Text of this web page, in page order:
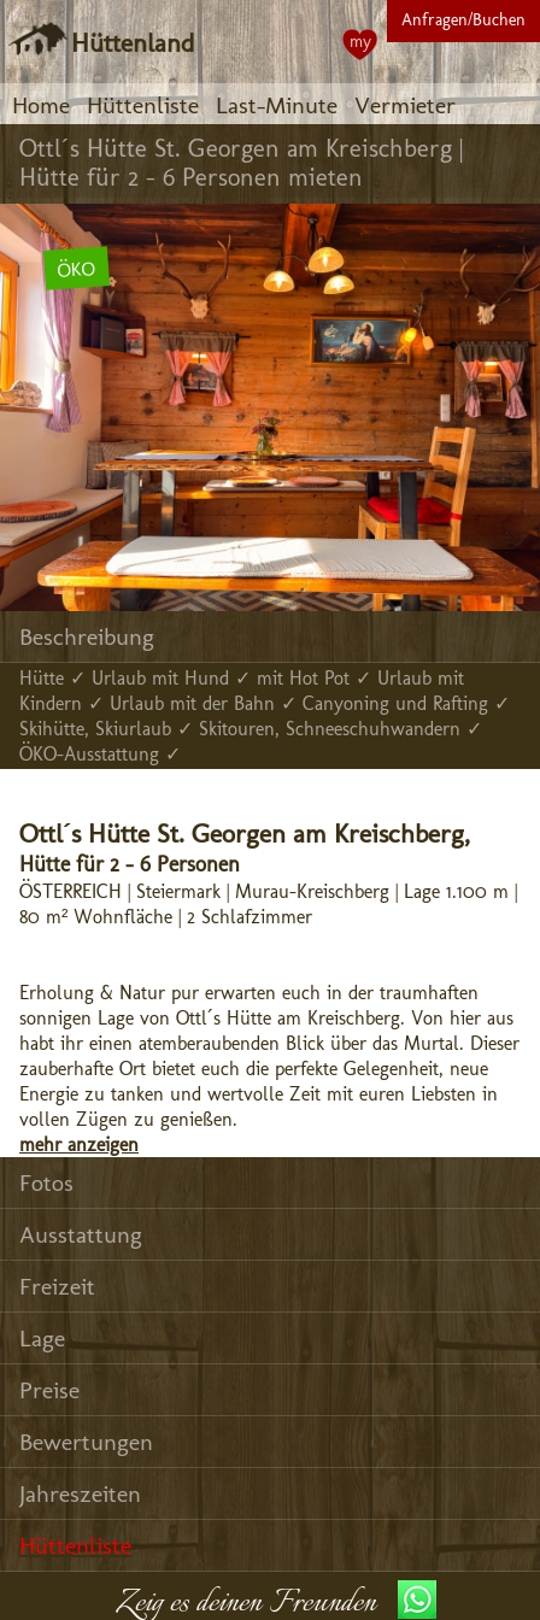
Hüttenland
Home Hüttenliste Last-Minute Vermieter
Anfragen/Buchen
my
Ottl´s Hütte St. Georgen am Kreischberg |
Hütte für 2 - 6 Personen mieten
ÖKO
Beschreibung
Hütte ✓ Urlaub mit Hund ✓ mit Hot Pot ✓ Urlaub mit
Kindern ✓ Urlaub mit der Bahn ✓ Canyoning und Rafting ✓
Skihütte, Skiurlaub ✓ Skitouren, Schneeschuhwandern ✓
ÖKO-Ausstattung ✓
Ottl´s Hütte St. Georgen am Kreischberg,
Hütte für 2 - 6 Personen
ÖSTERREICH | Steiermark | Murau-Kreischberg | Lage 1.100 m |
80 m² Wohnfläche | 2 Schlafzimmer
Erholung & Natur pur erwarten euch in der traumhaften
sonnigen Lage von Ottl´s Hütte am Kreischberg. Von hier aus
habt ihr einen atemberaubenden Blick über das Murtal. Dieser
zauberhafte Ort bietet euch die perfekte Gelegenheit, neue
Energie zu tanken und wertvolle Zeit mit euren Liebsten in
vollen Zügen zu genießen.
mehr anzeigen
Fotos
Ausstattung
Freizeit
Lage
Preise
Bewertungen
Jahreszeiten
Hüttenliste
Zeig es deinen Freunden